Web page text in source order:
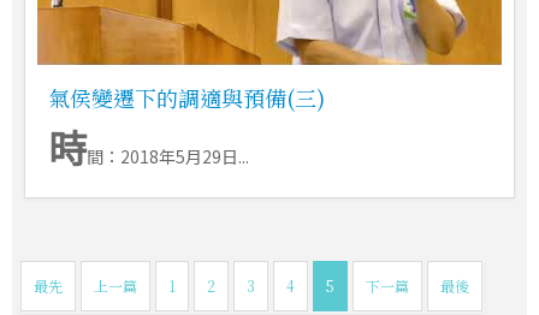
氣侯變遷下的調適與預備(三)
時間：2018年5月29日...
最先 上一篇 1 2 3 4 5 下一篇 最後